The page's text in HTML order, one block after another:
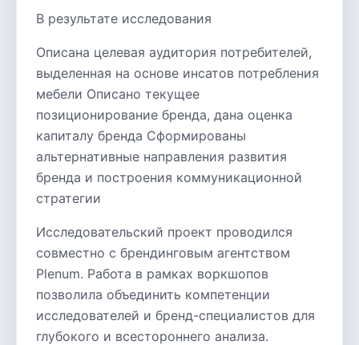
В результате исследования
Описана целевая аудитория потребителей,
выделенная на основе инсатов потребления
мебели Описано текущее
позиционирование бренда, дана оценка
капиталу бренда Сформированы
альтернативные направления развития
бренда и построения коммуникационной
стратегии
Исследовательский проект проводился
совместно с брендинговым агентством
Plenum. Работа в рамках воркшопов
позволила объединить компетенции
исследователей и бренд-специалистов для
глубокого и всестороннего анализа.